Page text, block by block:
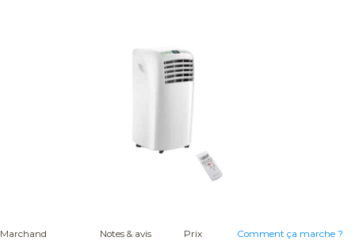
Marchand Notes & avis Prix Comment ça marche ?